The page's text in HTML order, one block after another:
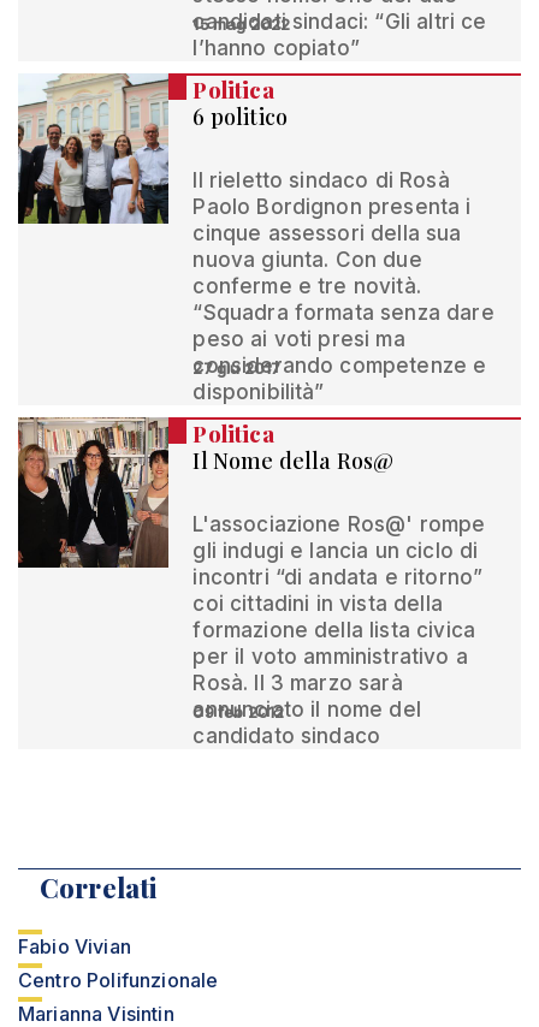
candidati sindaci: “Gli altri ce
l’hanno copiato”
15 mag 2022
Politica
6 politico
Il rieletto sindaco di Rosà
Paolo Bordignon presenta i
cinque assessori della sua
nuova giunta. Con due
conferme e tre novità.
“Squadra formata senza dare
peso ai voti presi ma
considerando competenze e
disponibilità”
27 giu 2017
Politica
Il Nome della Ros@
L'associazione Ros@' rompe
gli indugi e lancia un ciclo di
incontri “di andata e ritorno”
coi cittadini in vista della
formazione della lista civica
per il voto amministrativo a
Rosà. Il 3 marzo sarà
annunciato il nome del
candidato sindaco
09 feb 2012
Correlati
Fabio Vivian
Centro Polifunzionale
Marianna Visintin